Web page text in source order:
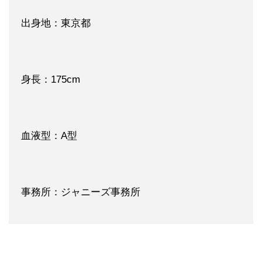
出身地：東京都
身長：175cm
血液型：A型
事務所：ジャニーズ事務所